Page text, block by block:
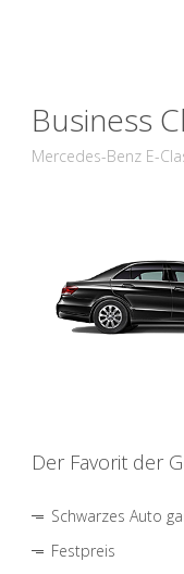
Business
Mercedes-Benz E-
Der Favorit der
Schwarzes Auto
Festpreis